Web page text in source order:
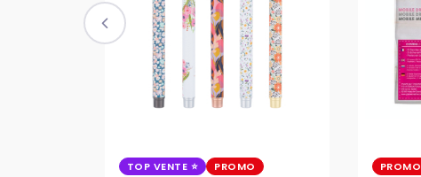
TOP VENTE PROMO PROMO